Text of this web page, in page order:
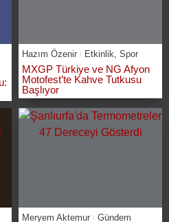
Hazım Özenir Etkinlik Spor
MXGP Türkiye ve NG Afyon
Motofest’te Kahve Tutkusu
Başlıyor
Meryem Aktemur Gündem